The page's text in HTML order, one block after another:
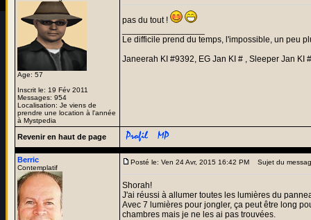
Age: 57
Inscrit le: 19 Fév 2011
Messages: 954
Localisation: Je viens de
prendre une location à l'année
à Mystpedia
pas du tout !
Le difficile prend du temps, l'impossible, un peu
Janeerah KI #9392, EG Jan KI # , Sleeper Jan KI #
Revenir en haut de page
Berric
Contemplatif
Posté le: Ven 24 Avr, 2015 16:42 PM Sujet du
Shorah!
J'ai réussi à allumer toutes les lumières du
Avec 7 lumières pour jongler, ça peut être long
chambres mais je ne les ai pas trouvées.